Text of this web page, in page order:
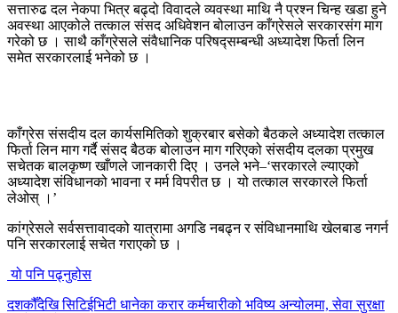
सत्तारुढ दल नेकपा भित्र बढ्दो विवादले व्यवस्था माथि नै प्रश्न चिन्ह खडा हुने
अवस्था आएकोले तत्काल संसद अधिवेशन बोलाउन काँग्रेसले सरकारसंग माग
गरेको छ । साथै काँग्रेसले संवैधानिक परिषद्सम्बन्धी अध्यादेश फिर्ता लिन
समेत सरकारलाई भनेको छ ।
काँग्रेस संसदीय दल कार्यसमितिको शुक्रबार बसेको बैठकले अध्यादेश तत्काल
फिर्ता लिन माग गर्दै संसद बैठक बोलाउन माग गरिएको संसदीय दलका प्रमुख
सचेतक बालकृष्ण खाँणले जानकारी दिए । उनले भने–‘सरकारले ल्याएको
अध्यादेश संविधानको भावना र मर्म विपरीत छ । यो तत्काल सरकारले फिर्ता
लेओस् ।’
कांग्रेसले सर्वसत्तावादको यात्रामा अगडि नबढ्न र संविधानमाथि खेलबाड नगर्न
पनि सरकारलाई सचेत गराएको छ ।
यो पनि पढ्नुहोस
दशकौँदेखि सिटिईभिटी धानेका करार कर्मचारीको भविष्य अन्योलमा, सेवा सुरक्षा